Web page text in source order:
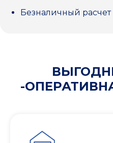
Безналичный расчет
-